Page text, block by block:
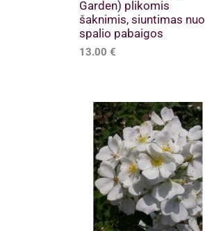
Garden) plikomis
šaknimis, siuntimas nuo
spalio pabaigos
13.00 €